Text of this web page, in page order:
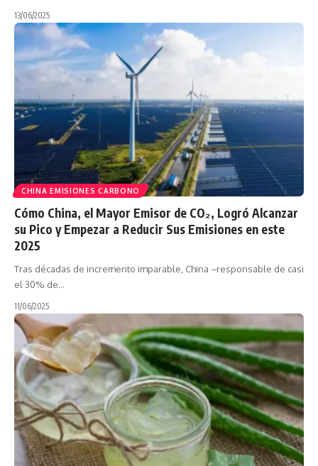
13/06/2025
CHINA EMISIONES CARBONO
Cómo China, el Mayor Emisor de CO₂, Logró Alcanzar
su Pico y Empezar a Reducir Sus Emisiones en este
2025
Tras décadas de incremento imparable, China –responsable de casi
el 30% de…
11/06/2025